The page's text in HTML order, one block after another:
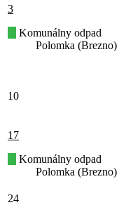
3
Komunálny odpad
Polomka (Brezno)
10
17
Komunálny odpad
Polomka (Brezno)
24